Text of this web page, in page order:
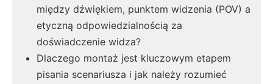
między dźwiękiem, punktem widzenia (POV) a
etyczną odpowiedzialnością za
doświadczenie widza?
Dlaczego montaż jest kluczowym etapem
pisania scenariusza i jak należy rozumieć